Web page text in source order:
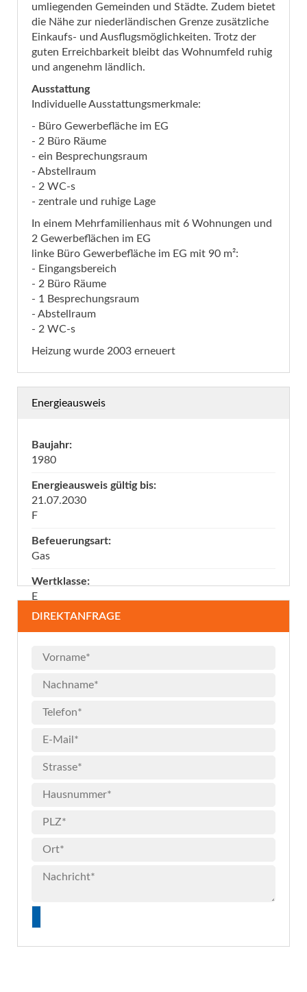
umliegenden Gemeinden und Städte. Zudem bietet
die Nähe zur niederländischen Grenze zusätzliche
Einkaufs- und Ausflugsmöglichkeiten. Trotz der
guten Erreichbarkeit bleibt das Wohnumfeld ruhig
und angenehm ländlich.
Ausstattung
Individuelle Ausstattungsmerkmale:
- Büro Gewerbefläche im EG
- 2 Büro Räume
- ein Besprechungsraum
- Abstellraum
- 2 WC-s
- zentrale und ruhige Lage
In einem Mehrfamilienhaus mit 6 Wohnungen und
2 Gewerbeflächen im EG
linke Büro Gewerbefläche im EG mit 90 m²:
- Eingangsbereich
- 2 Büro Räume
- 1 Besprechungsraum
- Abstellraum
- 2 WC-s
Heizung wurde 2003 erneuert
Energieausweis
Baujahr:
1980
Energieausweis gültig bis:
21.07.2030
F
Befeuerungsart:
Gas
Wertklasse:
E
DIREKTANFRAGE